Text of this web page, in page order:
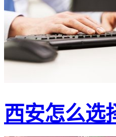
西安怎么选